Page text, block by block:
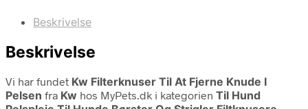
Beskrivelse
Beskrivelse
Vi har fundet Kw Filterknuser Til At Fjerne Knude I
Pelsen fra Kw hos MyPets.dk i kategorien Til Hund